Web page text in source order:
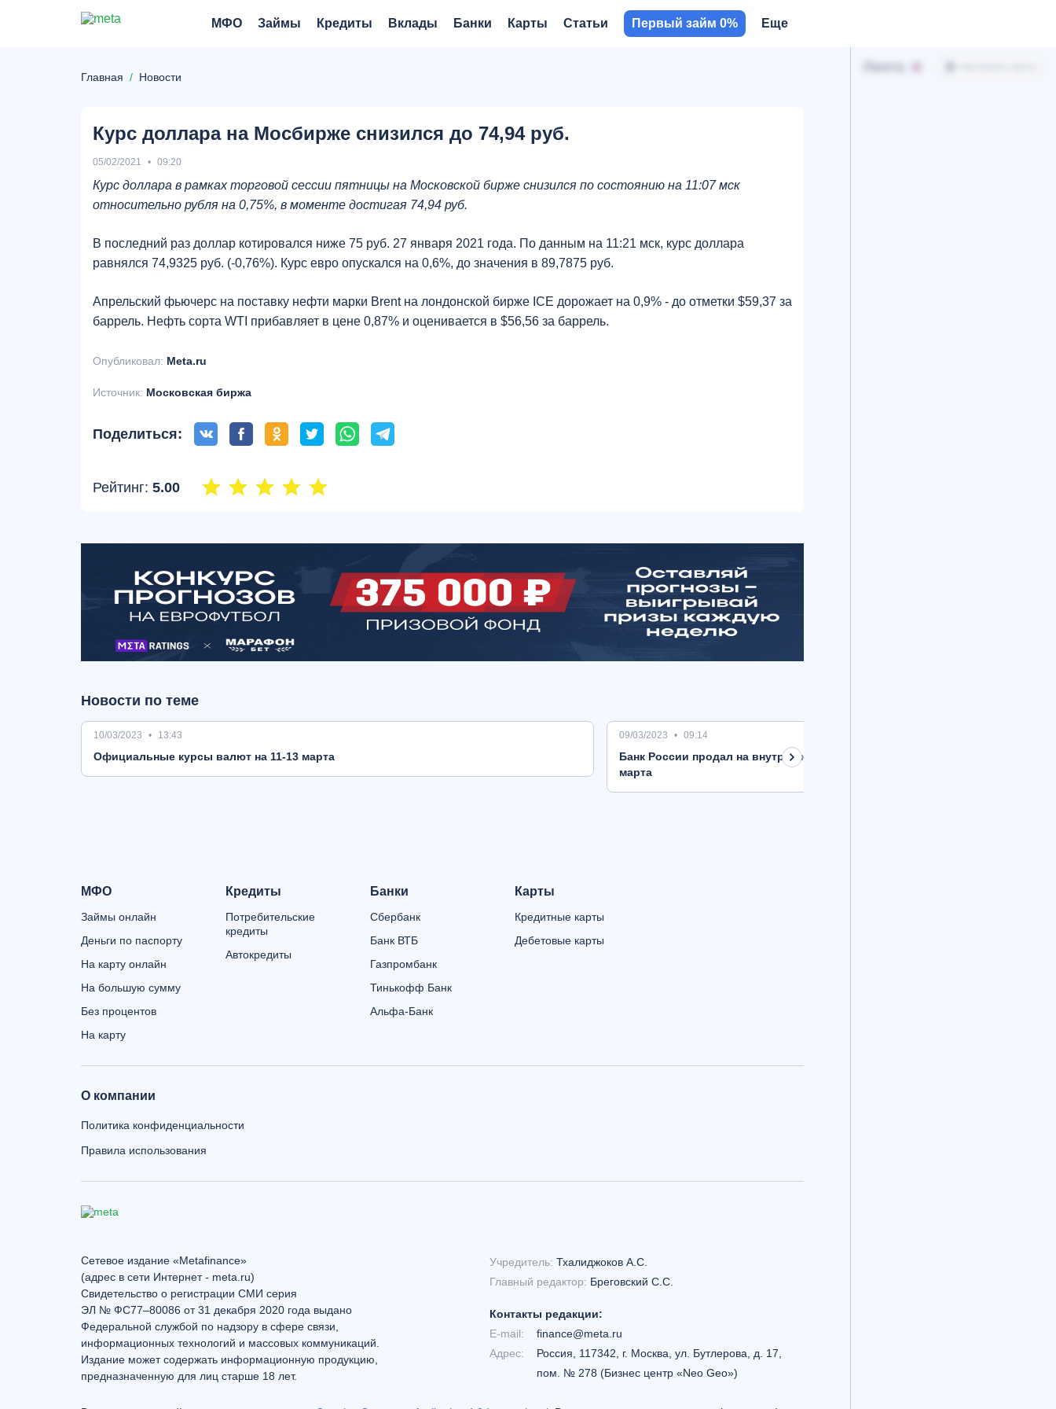
МФО Займы Кредиты Вклады Банки Карты Статьи Первый займ 0% Еще
Главная Новости
Курс доллара на Мосбирже снизился до 74,94 руб.
05/02/2021 09:20
Курс доллара в рамках торговой сессии пятницы на Московской бирже снизился по состоянию на 11:07 мск
относительно рубля на 0,75%, в моменте достигая 74,94 руб.
В последний раз доллар котировался ниже 75 руб. 27 января 2021 года. По данным на 11:21 мск, курс доллара
равнялся 74,9325 руб. (-0,76%). Курс евро опускался на 0,6%, до значения в 89,7875 руб.
Апрельский фьючерс на поставку нефти марки Brent на лондонской бирже ICE дорожает на 0,9% - до отметки $59,37 за
баррель. Нефть сорта WTI прибавляет в цене 0,87% и оценивается в $56,56 за баррель.
Опубликовал: Meta.ru
Источник: Московская биржа
Поделиться:
Рейтинг: 5.00
Новости по теме
10/03/2023 13:43
Oфициальные курсы валют на 11-13 марта
09/03/2023 09:14
Банк России продал на внутреннем рынке валюту на 8,9 млрд рублей с
марта
МФО
Займы онлайн
Деньги по паспорту
На карту онлайн
На большую сумму
Без процентов
На карту
Кредиты
Потребительские
кредиты
Автокредиты
Банки
Сбербанк
Банк ВТБ
Газпромбанк
Тинькофф Банк
Альфа-Банк
Карты
Кредитные карты
Дебетовые карты
О компании
Политика конфиденциальности
Правила использования
Сетевое издание «Metafinance»
(адрес в сети Интернет - meta.ru)
Свидетельство о регистрации СМИ серия
ЭЛ № ФС77–80086 от 31 декабря 2020 года выдано
Федеральной службой по надзору в сфере связи,
информационных технологий и массовых коммуникаций.
Издание может содержать информационную продукцию,
предназначенную для лиц старше 18 лет.
Учредитель: Тхалиджоков А.С.
Главный редактор: Бреговский С.С.
Контакты редакции:
E-mail:
finance@meta.ru
Адрес:
Россия, 117342, г. Москва, ул. Бутлерова, д. 17,
пом. № 278 (Бизнес центр «Neo Geo»)
Лента